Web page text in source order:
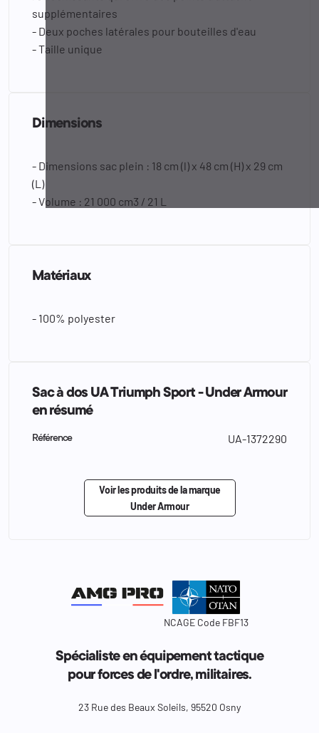
supplémentaires
- Deux poches latérales pour bouteilles d'eau
- Taille unique
Dimensions
- Dimensions sac plein : 18 cm (l) x 48 cm (H) x 29 cm
(L)
- Volume : 21 000 cm3 / 21 L
Matériaux
- 100% polyester
Sac à dos UA Triumph Sport - Under Armour
en résumé
Référence UA-1372290
Voir les produits de la marque
Under Armour
NCAGE Code FBF13
Spécialiste en équipement tactique
pour forces de l'ordre, militaires.
23 Rue des Beaux Soleils, 95520 Osny